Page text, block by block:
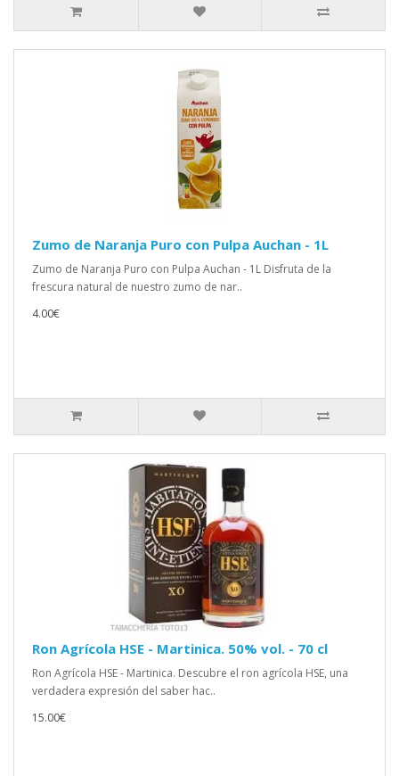
Zumo de Naranja Puro con Pulpa Auchan - 1L
Zumo de Naranja Puro con Pulpa Auchan - 1L Disfruta de la
frescura natural de nuestro zumo de nar..
4.00€
Ron Agrícola HSE - Martinica. 50% vol. - 70 cl
Ron Agrícola HSE - Martinica. Descubre el ron agrícola HSE, una
verdadera expresión del saber hac..
15.00€